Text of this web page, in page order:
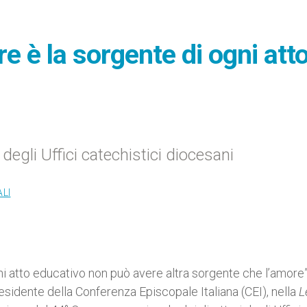
è la sorgente di ogni
Uffici catechistici diocesani
atto educativo non può avere altra sorgente che l’amore”.
della Conferenza Episcopale Italiana (CEI), nella